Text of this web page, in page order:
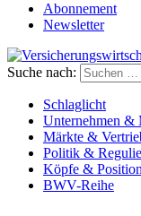
Abonnement
Newsletter
Suche nach:
Schlaglicht
Unternehmen &
Märkte &
Politik &
Köpfe &
BWV-Reihe